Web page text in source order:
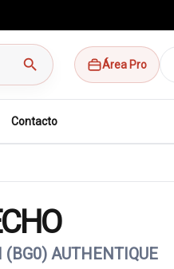
search Área Pro
Contacto
(BG0) AUTHENTIQUE